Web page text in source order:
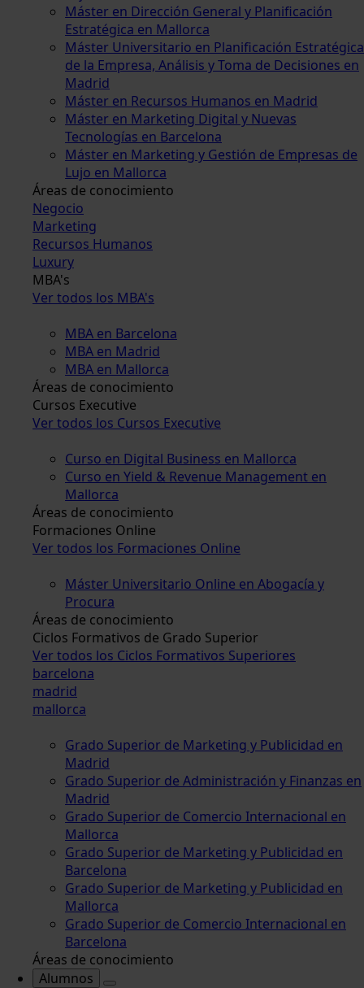
Máster en Dirección General y Planificación
Estratégica en Mallorca
Máster Universitario en Planificación Estratégica
de la Empresa, Análisis y Toma de Decisiones en
Madrid
Máster en Recursos Humanos en Madrid
Máster en Marketing Digital y Nuevas
Tecnologías en Barcelona
Máster en Marketing y Gestión de Empresas de
Lujo en Mallorca
Áreas de conocimiento
Negocio
Marketing
Recursos Humanos
Luxury
MBA's
Ver todos los MBA's
MBA en Barcelona
MBA en Madrid
MBA en Mallorca
Áreas de conocimiento
Cursos Executive
Ver todos los Cursos Executive
Curso en Digital Business en Mallorca
Curso en Yield & Revenue Management en
Mallorca
Áreas de conocimiento
Formaciones Online
Ver todos los Formaciones Online
Máster Universitario Online en Abogacía y
Procura
Áreas de conocimiento
Ciclos Formativos de Grado Superior
Ver todos los Ciclos Formativos Superiores
barcelona
madrid
mallorca
Grado Superior de Marketing y Publicidad en
Madrid
Grado Superior de Administración y Finanzas en
Madrid
Grado Superior de Comercio Internacional en
Mallorca
Grado Superior de Marketing y Publicidad en
Barcelona
Grado Superior de Marketing y Publicidad en
Mallorca
Grado Superior de Comercio Internacional en
Barcelona
Áreas de conocimiento
Alumnos